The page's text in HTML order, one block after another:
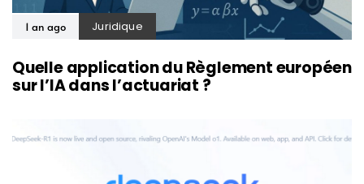
1 an ago Juridique
Quelle application du Règlement européen
sur l’IA dans l’actuariat ?